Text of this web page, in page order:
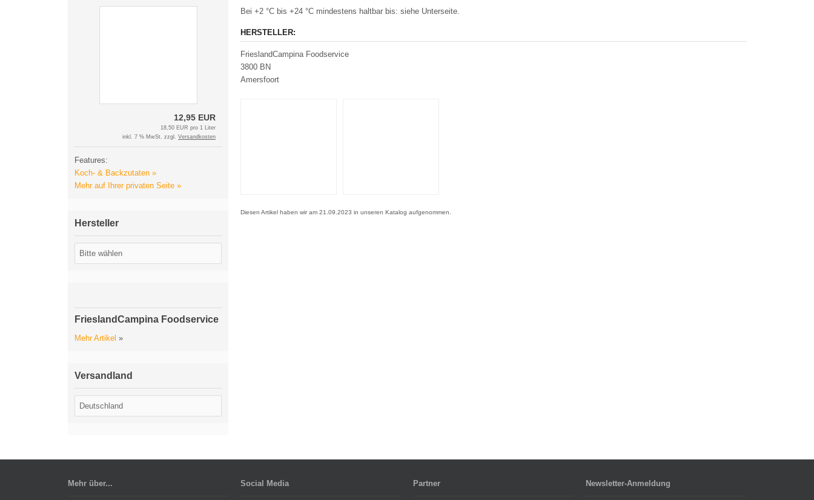
Bei +2 °C bis +24 °C mindestens haltbar bis: siehe Unterseite.
HERSTELLER:
FrieslandCampina Foodservice
3800 BN
Amersfoort
Diesen Artikel haben wir am 21.09.2023 in unseren Katalog aufgenommen.
12,95 EUR
18,50 EUR pro 1 Liter
inkl. 7 % MwSt. zzgl. Versandkosten
Features:
Koch- & Backzutaten »
Mehr auf Ihrer privaten Seite »
Hersteller
FrieslandCampina Foodservice
Mehr Artikel »
Versandland
Mehr über... Social Media Partner Newsletter-Anmeldung